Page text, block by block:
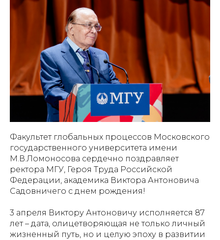
Факультет глобальных процессов Московского
государственного университета имени
М.В.Ломоносова сердечно поздравляет
ректора МГУ, Героя Труда Российской
Федерации, академика Виктора Антоновича
Садовничего с днем рождения!
3 апреля Виктору Антоновичу исполняется 87
лет – дата, олицетворяющая не только личный
жизненный путь, но и целую эпоху в развитии